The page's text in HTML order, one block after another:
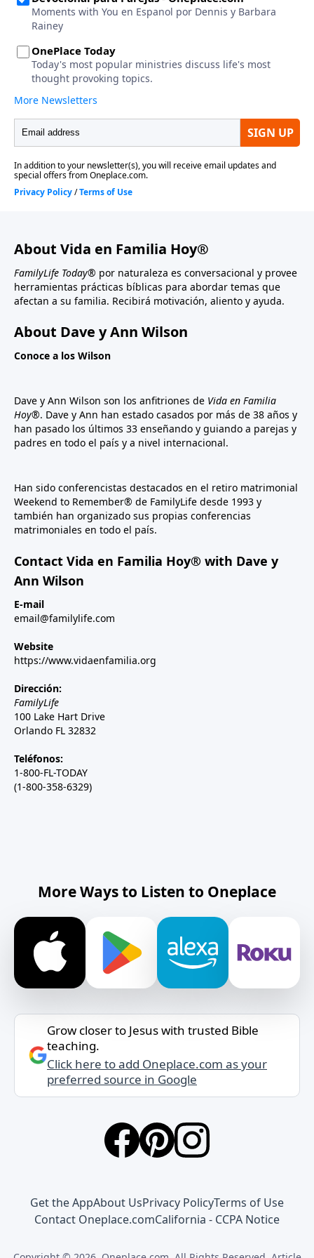
About Vida en Familia Hoy®
FamilyLife Today® por naturaleza es conversacional y provee
herramientas prácticas bíblicas para abordar temas que
afectan a su familia. Recibirá motivación, aliento y ayuda.
About Dave y Ann Wilson
Conoce a los Wilson
Dave y Ann Wilson son los anfitriones de Vida en Familia
Hoy®. Dave y Ann han estado casados por más de 38 años y
han pasado los últimos 33 enseñando y guiando a parejas y
padres en todo el país y a nivel internacional.
Han sido conferencistas destacados en el retiro matrimonial
Weekend to Remember® de FamilyLife desde 1993 y
también han organizado sus propias conferencias
matrimoniales en todo el país.
Contact Vida en Familia Hoy® with Dave y
Ann Wilson
E-mail
email@familylife.com
Website
https://www.vidaenfamilia.org
Dirección:
FamilyLife
100 Lake Hart Drive
Orlando FL 32832
Teléfonos:
1-800-FL-TODAY
(1-800-358-6329)
More Ways to Listen to Oneplace
Grow closer to Jesus with trusted Bible
teaching.
Click here to add Oneplace.com as your
preferred source in Google
Get the AppAbout UsPrivacy PolicyTerms of Use
Contact Oneplace.comCalifornia - CCPA Notice